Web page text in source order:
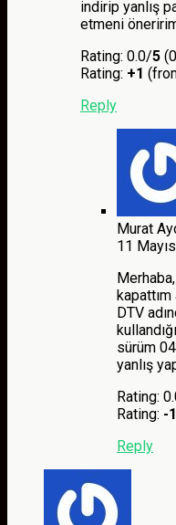
indirip yanlış
etmeni
Rating: 0.0/5
Rating: +1
Reply
Murat
11
DTV
sürüm
yanlış
Rating:
Rating: -1
Reply